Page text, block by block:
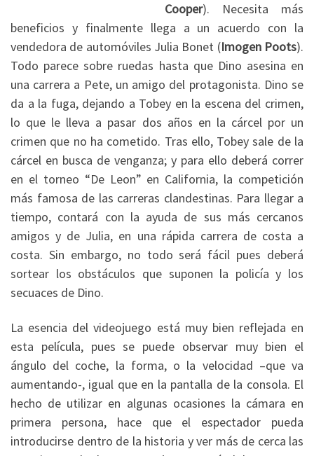
Cooper). Necesita más
beneficios y finalmente llega a un acuerdo con la
vendedora de automóviles Julia Bonet (Imogen Poots).
Todo parece sobre ruedas hasta que Dino asesina en
una carrera a Pete, un amigo del protagonista. Dino se
da a la fuga, dejando a Tobey en la escena del crimen,
lo que le lleva a pasar dos años en la cárcel por un
crimen que no ha cometido. Tras ello, Tobey sale de la
cárcel en busca de venganza; y para ello deberá correr
en el torneo “De Leon” en California, la competición
más famosa de las carreras clandestinas. Para llegar a
tiempo, contará con la ayuda de sus más cercanos
amigos y de Julia, en una rápida carrera de costa a
costa. Sin embargo, no todo será fácil pues deberá
sortear los obstáculos que suponen la policía y los
secuaces de Dino.
La esencia del videojuego está muy bien reflejada en
esta película, pues se puede observar muy bien el
ángulo del coche, la forma, o la velocidad –que va
aumentando-, igual que en la pantalla de la consola. El
hecho de utilizar en algunas ocasiones la cámara en
primera persona, hace que el espectador pueda
introducirse dentro de la historia y ver más de cerca las